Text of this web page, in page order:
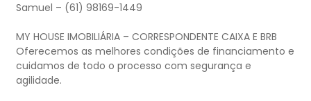
Samuel – (61) 98169-1449
MY HOUSE IMOBILIÁRIA – CORRESPONDENTE CAIXA E BRB
Oferecemos as melhores condições de financiamento e
cuidamos de todo o processo com segurança e
agilidade.